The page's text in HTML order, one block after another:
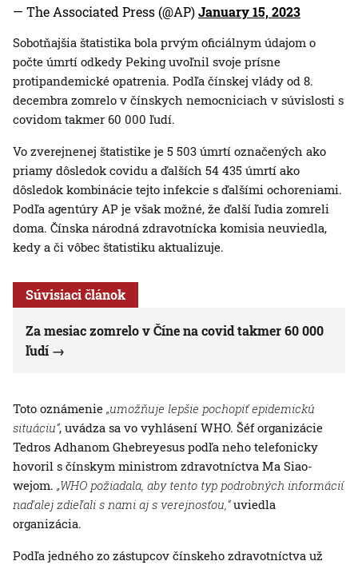
— The Associated Press (@AP)January 15, 2023
Sobotňajšia štatistika bola prvým oficiálnym údajom o
počte úmrtí odkedy Peking uvoľnil svoje prísne
protipandemické opatrenia. Podľa čínskej vlády od 8.
decembra zomrelo v čínskych nemocniciach v súvislosti s
covidom takmer 60 000 ľudí.
Vo zverejnenej štatistike je 5 503 úmrtí označených ako
priamy dôsledok covidu a ďalších 54 435 úmrtí ako
dôsledok kombinácie tejto infekcie s ďalšími ochoreniami.
Podľa agentúry AP je však možné, že ďalší ľudia zomreli
doma. Čínska národná zdravotnícka komisia neuviedla,
kedy a či vôbec štatistiku aktualizuje.
Súvisiaci článok
Za mesiac zomrelo v Číne na covid takmer 60 000
ľudí
Toto oznámenie „umožňuje lepšie pochopiť epidemickú
situáciu“, uvádza sa vo vyhlásení WHO. Šéf organizácie
Tedros Adhanom Ghebreyesus podľa neho telefonicky
hovoril s čínskym ministrom zdravotníctva Ma Siao-
wejom. „WHO požiadala, aby tento typ podrobných informácií
naďalej zdieľali s nami aj s verejnosťou,“uviedla
organizácia.
Podľa jedného zo zástupcov čínskeho zdravotníctva už